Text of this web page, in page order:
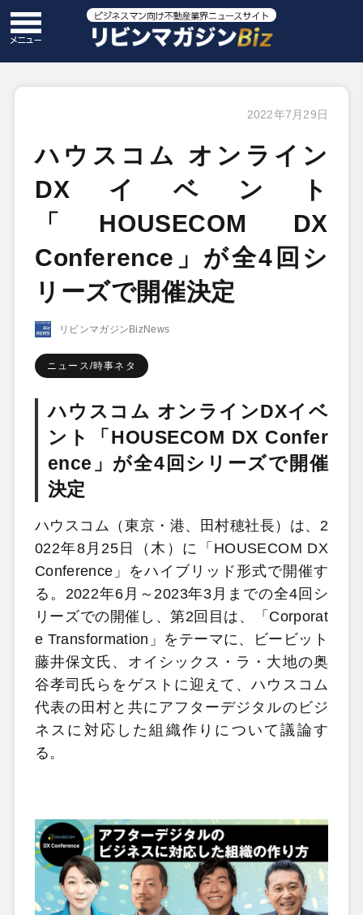
2022年7月29日
ハウスコム オンライン
DXイベント
「HOUSECOM DX
Conference」が全4回シ
リーズで開催決定
リビンマガジンBizNews
ニュース/時事ネタ
ハウスコム オンラインDXイベ
ント「HOUSECOM DX Confer
ence」が全4回シリーズで開催
決定
ハウスコム（東京・港、田村穂社長）は、2
022年8月25日（木）に「HOUSECOM DX
Conference」をハイブリッド形式で開催す
る。2022年6月～2023年3月までの全4回シ
リーズでの開催し、第2回目は、「Corporat
e Transformation」をテーマに、ビービット
藤井保文氏、オイシックス・ラ・大地の奥
谷孝司氏らをゲストに迎えて、ハウスコム
代表の田村と共にアフターデジタルのビジ
ネスに対応した組織作りについて議論す
る。